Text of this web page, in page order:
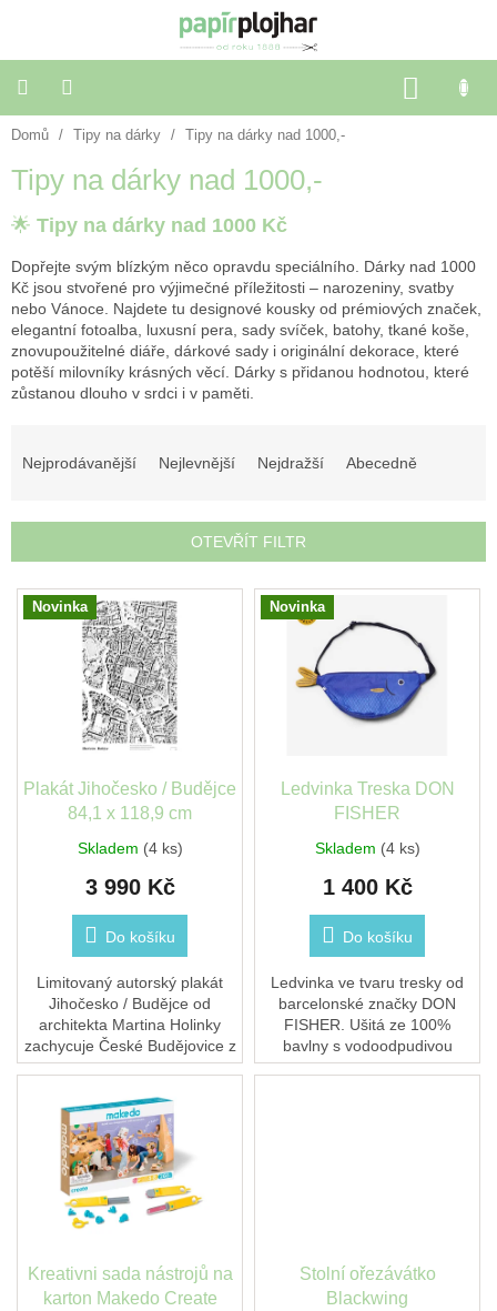
KOŠÍK
Balení
Dekorace
a
Škola
a
kancelář
Výtvarné
🌈
České
Prodejny
Domů / Tipy na dárky / Tipy na dárky nad 1000,-
Tipy na dárky nad 1000,-
🌟 Tipy na dárky nad 1000 Kč
Dopřejte svým blízkým něco opravdu speciálního. Dárky nad 1000
Kč jsou stvořené pro výjimečné příležitosti – narozeniny, svatby
nebo Vánoce. Najdete tu designové kousky od prémiových značek,
elegantní fotoalba, luxusní pera, sady svíček, batohy, tkané koše,
znovupoužitelné diáře, dárkové sady i originální dekorace, které
potěší milovníky krásných věcí. Dárky s přidanou hodnotou, které
zůstanou dlouho v srdci i v paměti.
í
p
Nejprodávanější Nejlevnější Nejdražší Abecedně
OTEVŘÍT FILTR
V
Novinka
Plakát Jihočesko / Budějce
84,1 x 118,9 cm
Skladem (4 ks)
3 990 Kč
Do košíku
Limitovaný autorský plakát
Jihočesko / Budějce od
architekta Martina Holinky
zachycuje České Budějovice z
jedinečné perspektivy. Každý
kresleného originálu...
Novinka
Ledvinka Treska DON
FISHER
Skladem (4 ks)
1 400 Kč
Do košíku
Ledvinka ve tvaru tresky od
barcelonské značky DON
FISHER. Ušitá ze 100%
bavlny s vodoodpudivou
úpravou, modrá, s
Kreativni sada nástrojů na
karton Makedo Create
Stolní ořezávátko
Blackwing